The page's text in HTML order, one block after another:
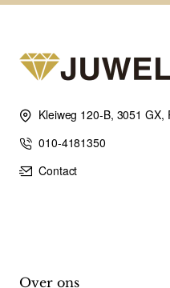
Kleiweg 120-B, 3051 GX,
010-4181350
Contact
Over ons